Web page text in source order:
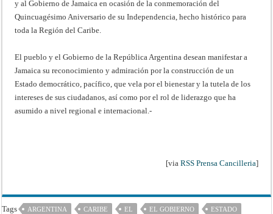
y al Gobierno de Jamaica en ocasión de la conmemoración del
Quincuagésimo Aniversario de su Independencia, hecho histórico para
toda la Región del Caribe.
El pueblo y el Gobierno de la República Argentina desean manifestar a
Jamaica su reconocimiento y admiración por la construcción de un
Estado democrático, pacífico, que vela por el bienestar y la tutela de los
intereses de sus ciudadanos, así como por el rol de liderazgo que ha
asumido a nivel regional e internacional.-
[via RSS Prensa Cancilleria]
Tags ARGENTINA CARIBE EL EL GOBIERNO
ESTADO